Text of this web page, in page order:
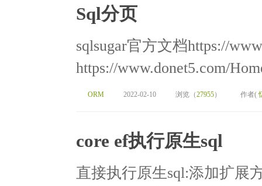
Sql分页
sqlsugar官方文档https://
https://www.donet5.com/
ORM 2022-02-10 浏览（27955） 作者(
core ef执行原生sql
直接执行原生sql:添加扩展